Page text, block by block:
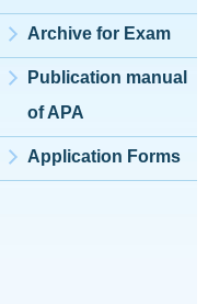
Archive for Exam
Publication manual
of APA
Application Forms